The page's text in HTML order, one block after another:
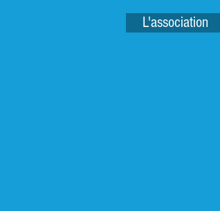
L'association